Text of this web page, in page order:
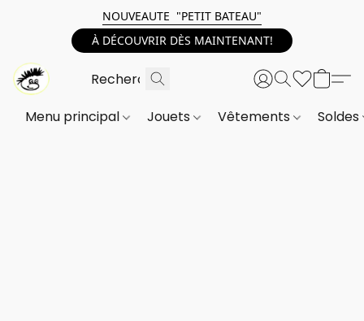
NOUVEAUTE "PETIT BATEAU"
À DÉCOUVRIR DÈS MAINTENANT!
Menu principal Jouets Vêtements Soldes